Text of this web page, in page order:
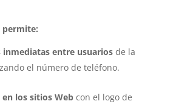
permite:
inmediatas entre usuariosde la
el número de teléfono.
en los sitios Webcon el logo de